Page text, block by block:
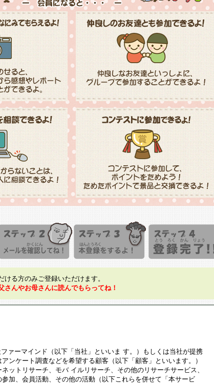
ける方のみご登録いただけます。
んやお母さんに読んでもらってね！
ァーマインド（以下「当社」といいま す。）もしくは当社が提携
ンケート調査などを希望する顧客（以下「顧客」といいます。）
ットリサーチ、モバ イルリサーチ、その他のリサーチサービス、
加、会員活動、その他の活動（以下これらを併せて「本サービ